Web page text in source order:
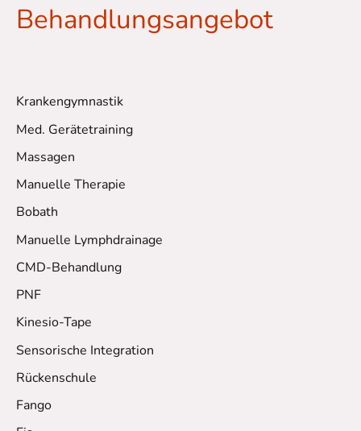
Behandlungsangebot
Krankengymnastik
Med. Gerätetraining
Massagen
Manuelle Therapie
Bobath
Manuelle Lymphdrainage
CMD-Behandlung
PNF
Kinesio-Tape
Sensorische Integration
Rückenschule
Fango